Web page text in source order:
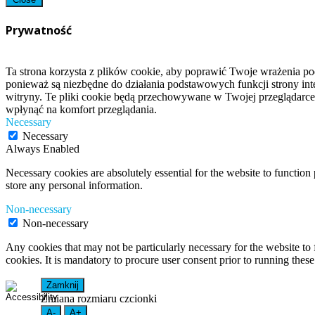
Prywatność
Ta strona korzysta z plików cookie, aby poprawić Twoje wrażenia
ponieważ są niezbędne do działania podstawowych funkcji strony
witryny. Te pliki cookie będą przechowywane w Twojej
wpłynąć na komfort przeglądania.
Necessary
Necessary
Always Enabled
Necessary cookies are absolutely essential for the website to
store any personal information.
Non-necessary
Non-necessary
Any cookies that may not be particularly necessary for the website
cookies. It is mandatory to procure user consent prior to running
Zamknij
Zmiana rozmiaru czcionki
A- A+